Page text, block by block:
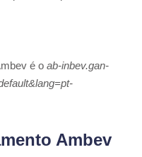
é o ab-inbev.gan-
Ambev